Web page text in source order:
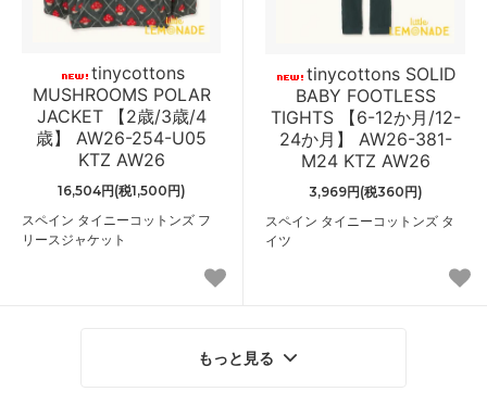
tinycottons
MUSHROOMS POLAR
JACKET 【2歳/3歳/4
歳】 AW26-254-U05
KTZ AW26
16,504円(税1,500円)
スペイン タイニーコットンズ フ
リースジャケット
tinycottons SOLID
BABY FOOTLESS
TIGHTS 【6-12か月/12-
24か月】 AW26-381-
M24 KTZ AW26
3,969円(税360円)
スペイン タイニーコットンズ タ
イツ
もっと見る